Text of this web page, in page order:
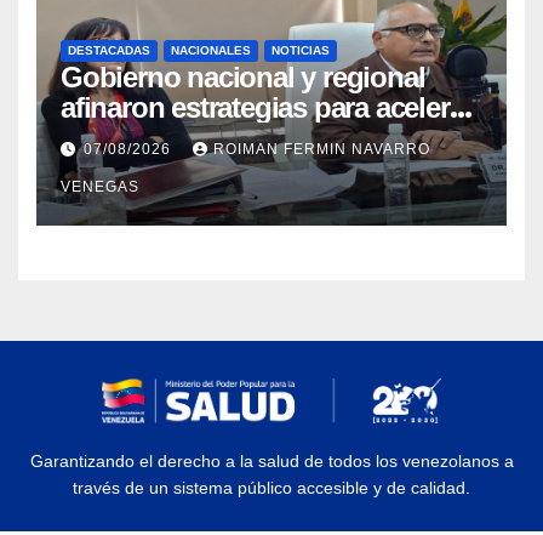
DESTACADAS NACIONALES NOTICIAS
Gobierno nacional y regional
afinaron estrategias para acelerar
la vacunación antirrábica en el
estado Zulia
07/08/2026 ROIMAN FERMIN NAVARRO
VENEGAS
Garantizando el derecho a la salud de todos los venezolanos a
través de un sistema público accesible y de calidad.